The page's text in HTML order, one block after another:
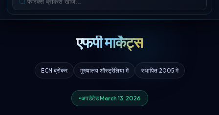
एफपी मार्केट्स
ECN ब्रोकर मुख्यालय ऑस्ट्रेलिया में स्थापित 2005 में
अपडेटेड March 13, 2026